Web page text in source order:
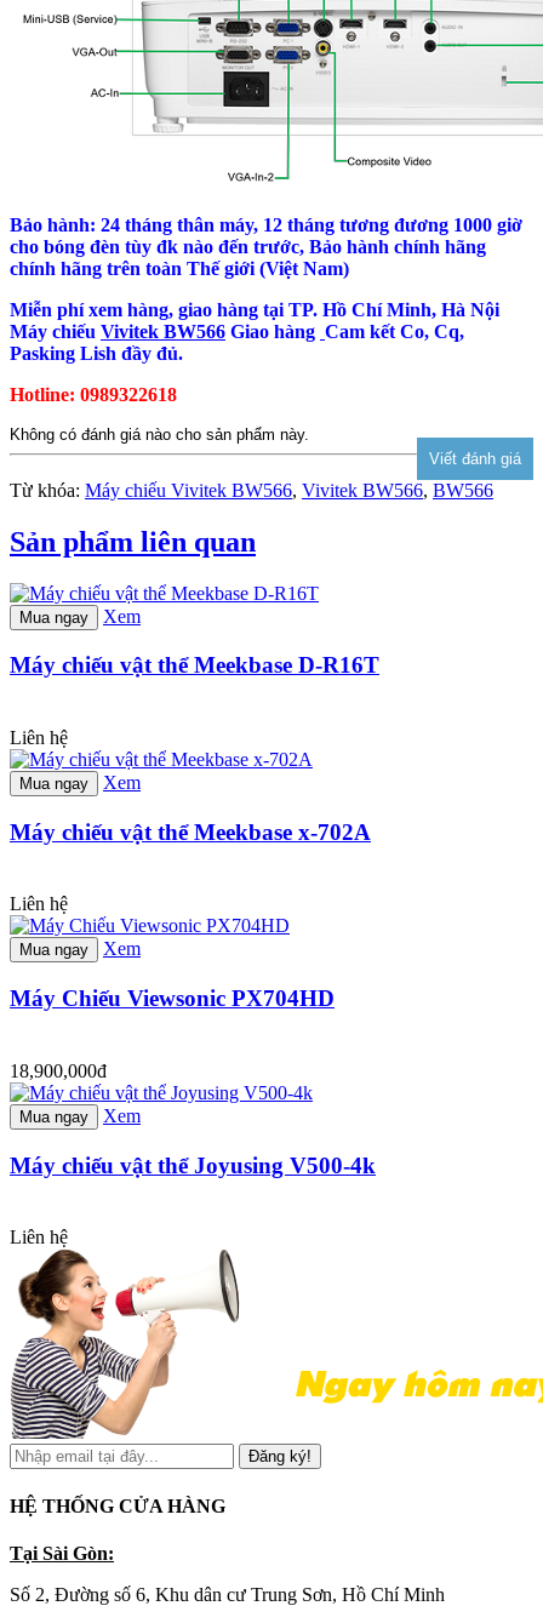
Bảo hành: 24 tháng thân máy, 12 tháng tương đương 1000 giờ
cho bóng đèn tùy đk nào đến trước, Bảo hành chính hãng
chính hãng trên toàn Thế giới (Việt Nam)
Miễn phí xem hàng, giao hàng tại TP. Hồ Chí Minh, Hà Nội
Máy chiếu Vivitek BW566 Giao hàng Cam kết Co, Cq,
Pasking Lish đầy đủ.
Hotline: 0989322618
Không có đánh giá nào cho sản phẩm này.
Từ khóa: Máy chiếu Vivitek BW566, Vivitek BW566, BW566
Sản phẩm liên quan
Mua ngay Xem
Máy chiếu vật thể Meekbase D-R16T
Liên hệ
Mua ngay Xem
Máy chiếu vật thể Meekbase x-702A
Liên hệ
Mua ngay Xem
Máy Chiếu Viewsonic PX704HD
18,900,000đ
Mua ngay Xem
Máy chiếu vật thể Joyusing V500-4k
Liên hệ
Đăng ký!
HỆ THỐNG CỬA HÀNG
Tại Sài Gòn:
Số 2, Đường số 6, Khu dân cư Trung Sơn, Hồ Chí Minh